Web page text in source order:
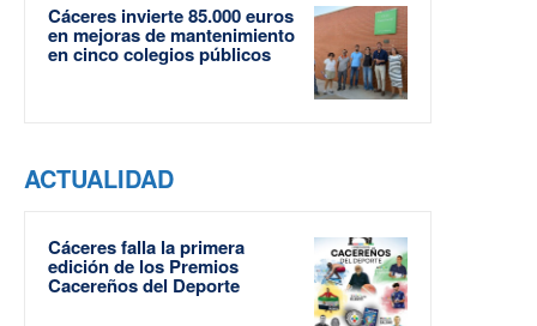
Cáceres invierte 85.000 euros
en mejoras de mantenimiento
en cinco colegios públicos
ACTUALIDAD
Cáceres falla la primera
edición de los Premios
Cacereños del Deporte